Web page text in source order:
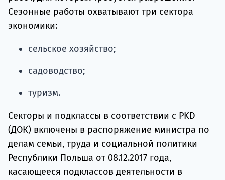
Сезонные работы охватывают три сектора
экономики:
сельское хозяйство;
садоводство;
туризм.
Секторы и подклассы в соответствии с PKD
(ДОК) включены в распоряжение министра по
делам семьи, труда и социальной политики
Республики Польша от 08.12.2017 года,
касающееся подклассов деятельности в